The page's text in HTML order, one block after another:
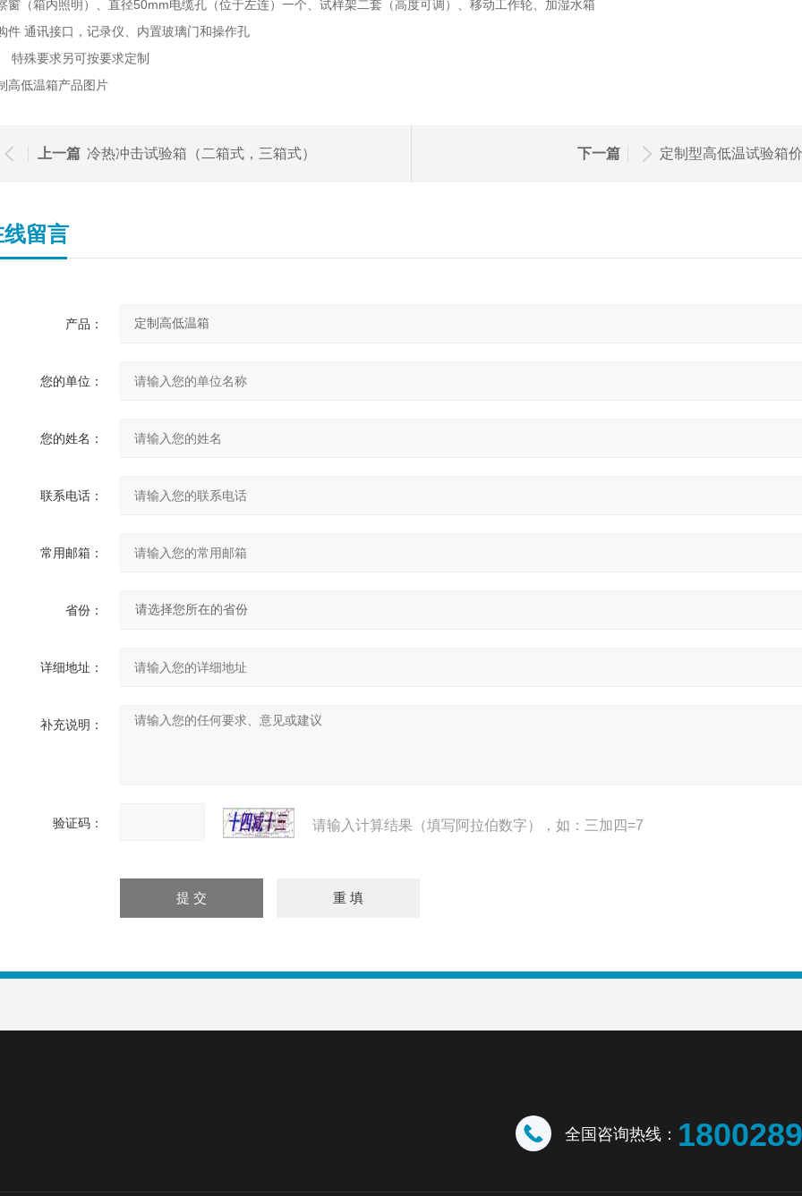
窗（箱内照明）、直径50mm电缆孔（位于左连）一个、试样架二套（高度可调）、移动工作轮、加湿水箱
件 通讯接口，记录仪、内置玻璃门和操作孔
要求另可按要求定制
高低温箱产品图片
上一篇 冷热冲击试验箱（二箱式，三箱式） 下一篇 定制型高低温试验箱
线留言
产品：
您的单位：
您的姓名：
联系电话：
常用邮箱：
省份：
详细地址：
补充说明：
验证码： 请输入计算结果（填写阿拉伯数字），如：三加四=7
全国咨询热线：